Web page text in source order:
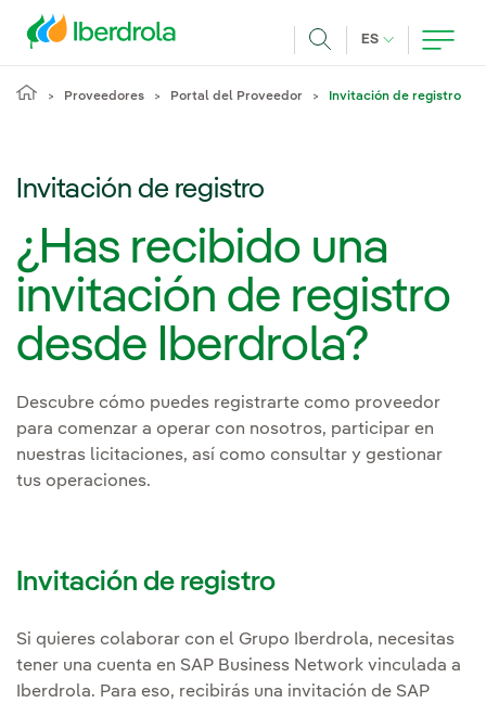
ES IDIOMA
Proveedores Portal del Proveedor Invitación de registro
Invitación de registro
¿Has recibido una
invitación de registro
desde Iberdrola?
Descubre cómo puedes registrarte como proveedor
para comenzar a operar con nosotros, participar en
nuestras licitaciones, así como consultar y gestionar
tus operaciones.
Invitación de registro
Si quieres colaborar con el Grupo Iberdrola, necesitas
tener una cuenta en SAP Business Network vinculada a
Iberdrola. Para eso, recibirás una invitación de SAP